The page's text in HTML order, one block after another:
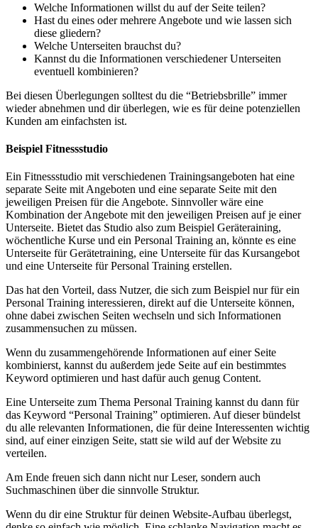
Welche Informationen willst du auf der Seite teilen?
Hast du eines oder mehrere Angebote und wie lassen sich
diese gliedern?
Welche Unterseiten brauchst du?
Kannst du die Informationen verschiedener Unterseiten
eventuell kombinieren?
Bei diesen Überlegungen solltest du die “Betriebsbrille” immer
wieder abnehmen und dir überlegen, wie es für deine potenziellen
Kunden am einfachsten ist.
Beispiel Fitnessstudio
Ein Fitnessstudio mit verschiedenen Trainingsangeboten hat eine
separate Seite mit Angeboten und eine separate Seite mit den
jeweiligen Preisen für die Angebote. Sinnvoller wäre eine
Kombination der Angebote mit den jeweiligen Preisen auf je einer
Unterseite. Bietet das Studio also zum Beispiel Geräteraining,
wöchentliche Kurse und ein Personal Training an, könnte es eine
Unterseite für Gerätetraining, eine Unterseite für das Kursangebot
und eine Unterseite für Personal Training erstellen.
Das hat den Vorteil, dass Nutzer, die sich zum Beispiel nur für ein
Personal Training interessieren, direkt auf die Unterseite können,
ohne dabei zwischen Seiten wechseln und sich Informationen
zusammensuchen zu müssen.
Wenn du zusammengehörende Informationen auf einer Seite
kombinierst, kannst du außerdem jede Seite auf ein bestimmtes
Keyword optimieren und hast dafür auch genug Content.
Eine Unterseite zum Thema Personal Training kannst du dann für
das Keyword “Personal Training” optimieren. Auf dieser bündelst
du alle relevanten Informationen, die für deine Interessenten wichtig
sind, auf einer einzigen Seite, statt sie wild auf der Website zu
verteilen.
Am Ende freuen sich dann nicht nur Leser, sondern auch
Suchmaschinen über die sinnvolle Struktur.
Wenn du dir eine Struktur für deinen Website-Aufbau überlegst,